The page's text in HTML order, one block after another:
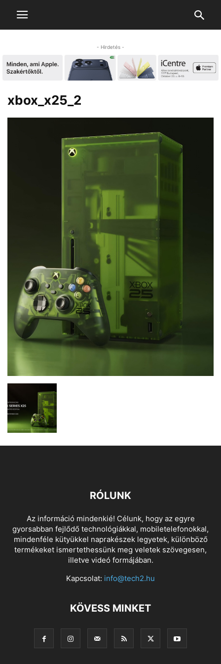
- Hirdetés -
xbox_x25_2
RÓLUNK
Az információ mindenkié! Célunk, hogy az egyre
gyorsabban fejlődő technológiákkal, mobiletelefonokkal,
mindenféle kütyükkel naprakészek legyetek, különböző
termékeket ismertethessünk meg veletek szövegesen,
illetve videó formájában.
Kapcsolat: info@tech2.hu
KÖVESS MINKET